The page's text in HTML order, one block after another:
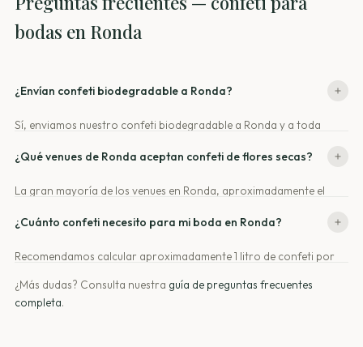
bodas en Ronda
¿Envían confeti biodegradable a Ronda?
Sí, enviamos nuestro confeti biodegradable a Ronda y a toda
lo tengas a tiempo para tu gran día.
¿Qué venues de Ronda aceptan confeti de flores secas?
La gran mayoría de los venues en Ronda, aproximadamente el
ficha técnica si es necesario.
¿Cuánto confeti necesito para mi boda en Ronda?
Recomendamos calcular aproximadamente 1 litro de confeti por
para una estimación más precisa según tu lista de invitados.
¿Más dudas? Consulta nuestra guía de preguntas frecuentes
completa.